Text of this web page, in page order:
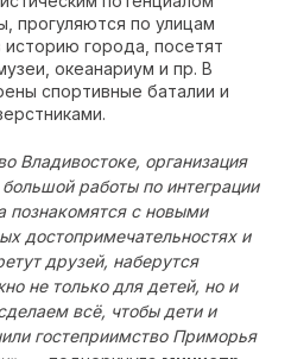
прогуляются по улицам
историю города, посетят
океанариум и пр. В
спортивные баталии и
Владивостоке, организация
работы по интеграции
познакомятся с новыми
достопримечательностях и
друзей, наберутся
не только для детей, но и
всё, чтобы дети и
гостеприимство Приморья